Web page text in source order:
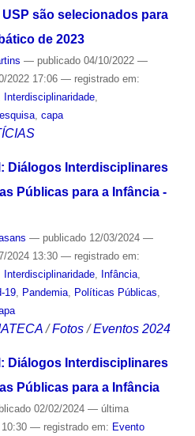
são selecionados para
de 2023
— publicado04/10/2022 —
2022 17:06 — registrado em:
Interdisciplinaridade,
, capa
Diálogos Interdisciplinares
Públicas para a Infância -
— publicado12/03/2024 —
2024 13:30 — registrado em:
Interdisciplinaridade, Infância,
19, Pandemia, Políticas Públicas,
/Fotos /Eventos 2024
Diálogos Interdisciplinares
Públicas para a Infância
02/02/2024 — última
— registrado em: Evento